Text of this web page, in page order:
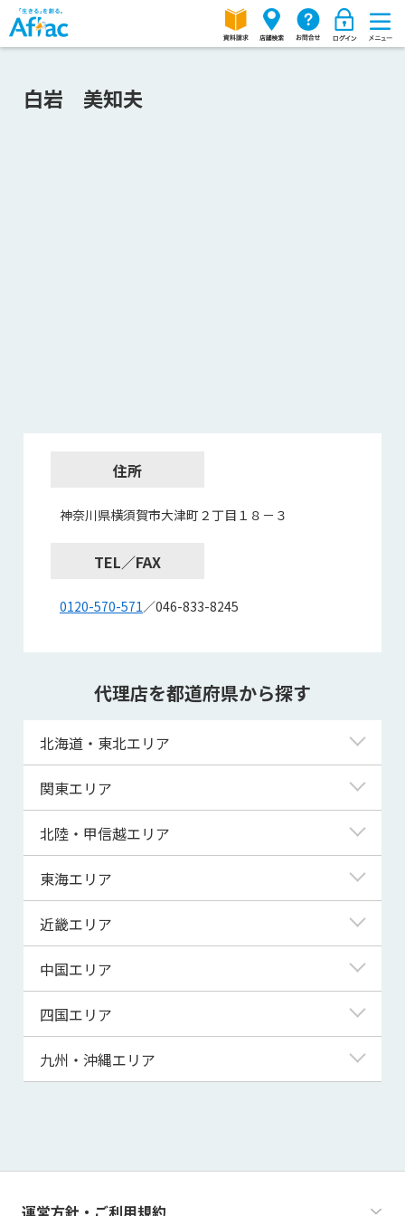
白岩 美知夫
住所
神奈川県横須賀市大津町２丁目１８－３
TEL／FAX
0120-570-571／046-833-8245
代理店を都道府県から探す
北海道・東北エリア
北海道
青森県
宮城県
秋田県
山形県
関東エリア
東京都
神奈川県
埼玉県
千葉県
茨城県
群馬県
北陸・甲信越エリア
新潟県
富山県
福井県
山梨県
長野県
東海エリア
岐阜県
静岡県
三重県
近畿エリア
滋賀県
京都府
大阪府
兵庫県
和歌山県
中国エリア
鳥取県
島根県
山口県
四国エリア
徳島県
高知県
九州・沖縄エリア
運営方針・ご利用規約